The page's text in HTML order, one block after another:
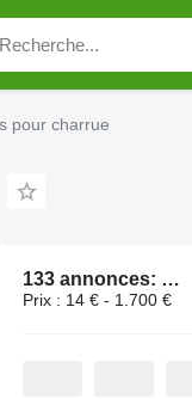
pour charrue
133 annonces:
Prix : 14 € - 1.700 €